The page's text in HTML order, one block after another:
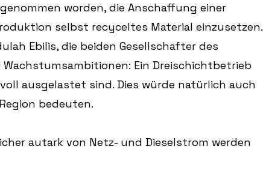
worden, die Anschaffung einer
selbst recyceltes Material einzusetzen.
Ebilis, die beiden Gesellschafter des
Ein Dreischichtbetrieb
ausgelastet sind. Dies würde natürlich auch
bedeuten.
autark von Netz- und Dieselstrom werden